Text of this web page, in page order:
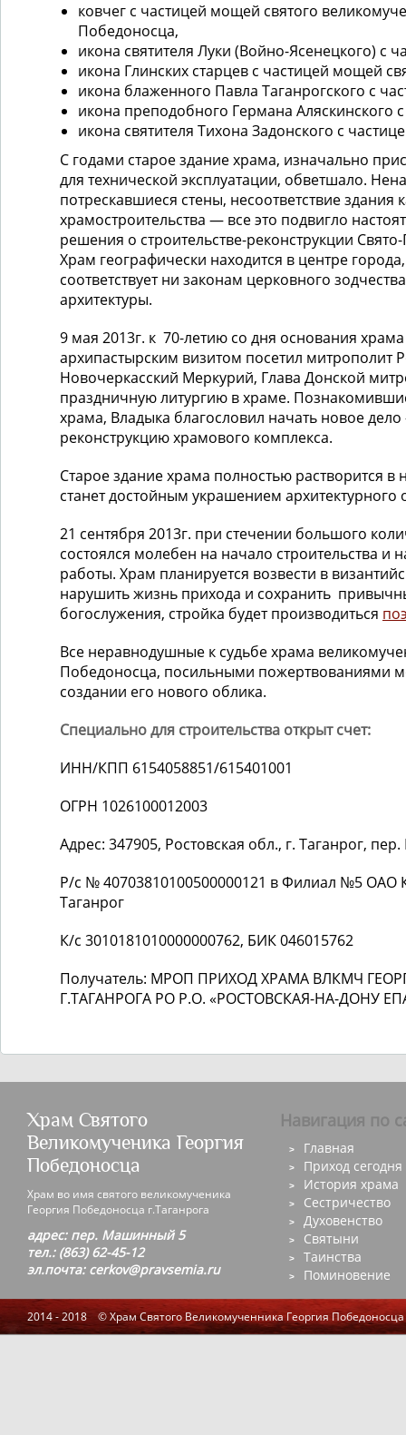
ковчег с частицей мощей святого
Победоносца,
икона святителя Луки (Войно-Ясенецкого) с
икона Глинских старцев с частицей мощей
икона блаженного Павла Таганрогского с
икона преподобного Германа Аляскинского
икона святителя Тихона Задонского с
С годами старое здание храма, изначально
для технической эксплуатации, обветшало.
потрескавшиеся стены, несоответствие здания
храмостроительства — все это подвигло
решения о строительстве-реконструкции
Храм географически находится в центре
соответствует ни законам церковного
архитектуры.
9 мая 2013г. к 70-летию со дня основания
архипастырским визитом посетил митрополит
Новочеркасский Меркурий, Глава Донской
праздничную литургию в храме.
храма, Владыка благословил начать новое дело
реконструкцию храмового комплекса.
Старое здание храма полностью растворится
станет достойным украшением архитектурного
21 сентября 2013г. при стечении большого
состоялся молебен на начало строительства и
работы. Храм планируется возвести в
нарушить жизнь прихода и сохранить
богослужения, стройка будет производиться
Все неравнодушные к судьбе храма
Победоносца, посильными пожертвованиями
создании его нового облика.
Специально для строительства открыт счет:
ИНН/КПП 6154058851/615401001
ОГРН 1026100012003
Адрес: 347905, Ростовская обл., г. Таганрог,
Р/с № 40703810100500000121 в Филиал №5 ОАО
Таганрог
К/с 3010181010000000762, БИК 046015762
Получатель: МРОП ПРИХОД ХРАМА ВЛКМЧ
Г.ТАГАНРОГА РО Р.О. «РОСТОВСКАЯ-НА-ДОНУ
Храм Святого
Великомученика Георгия
Победоносца
Храм во имя святого великомученика
Георгия Победоносца г.Таганрога
адрес: пер. Машинный 5
тел.: (863) 62-45-12
эл.почта: cerkov@pravsemia.ru
Навигация по
Главная
Приход сегодня
История храма
Сестричество
Духовенство
Святыни
Таинства
Поминовение
2014 - 2018 © Храм Святого Великомученника Георгия Победоносца